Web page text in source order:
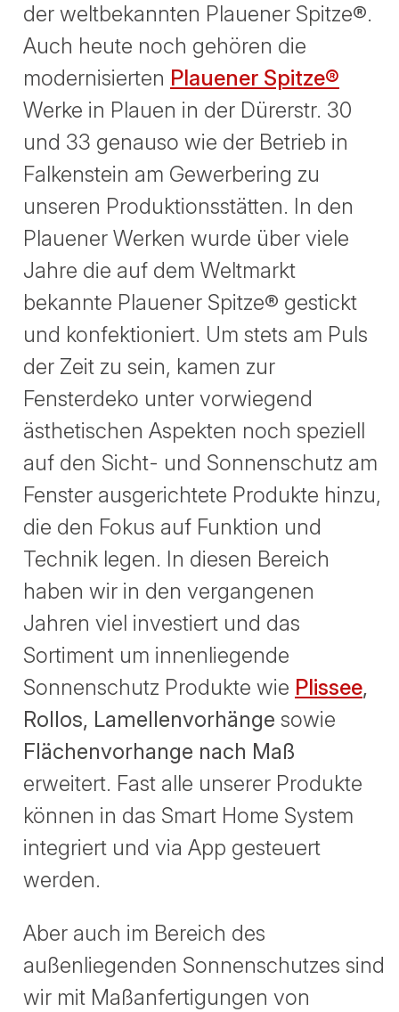
der weltbekannten Plauener Spitze®.
Auch heute noch gehören die
modernisierten Plauener Spitze®
Werke in Plauen in der Dürerstr. 30
und 33 genauso wie der Betrieb in
Falkenstein am Gewerbering zu
unseren Produktionsstätten. In den
Plauener Werken wurde über viele
Jahre die auf dem Weltmarkt
bekannte Plauener Spitze® gestickt
und konfektioniert. Um stets am Puls
der Zeit zu sein, kamen zur
Fensterdeko unter vorwiegend
ästhetischen Aspekten noch speziell
auf den Sicht- und Sonnenschutz am
Fenster ausgerichtete Produkte hinzu,
die den Fokus auf Funktion und
Technik legen. In diesen Bereich
haben wir in den vergangenen
Jahren viel investiert und das
Sortiment um innenliegende
Sonnenschutz Produkte wie Plissee,
Rollos, Lamellenvorhänge sowie
Flächenvorhange nach Maß
erweitert. Fast alle unserer Produkte
können in das Smart Home System
integriert und via App gesteuert
werden.
Aber auch im Bereich des
außenliegenden Sonnenschutzes sind
wir mit Maßanfertigungen von